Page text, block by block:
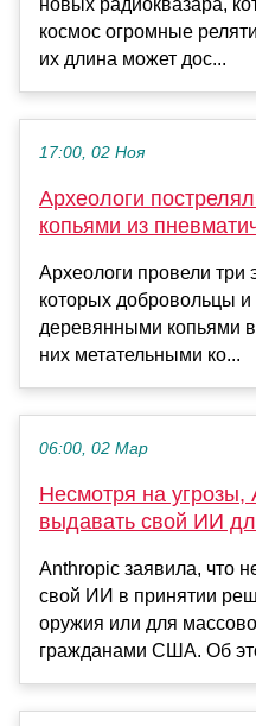
новых радиоквазара,
космос огромные
их длина может дос...
17:00, 02 Ноя
Археологи
копьями из
Археологи провели три
которых добровольцы
деревянными копьями
них метательными ко...
06:00, 02 Мар
Несмотря на угрозы,
выдавать свой ИИ
Anthropic заявила, что
свой ИИ в принятии
оружия или для
гражданами США. Об